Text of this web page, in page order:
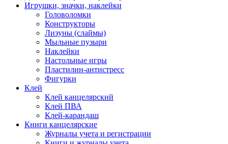
Игрушки, значки, наклейки
Головоломки
Конструкторы
Лизуны (слаймы)
Мыльные пузыри
Наклейки
Настольные игры
Пластилин-антистресс
Фигурки
Клей
Клей канцелярский
Клей ПВА
Клей-карандаш
Книги канцелярские
Журналы учета и регистрации